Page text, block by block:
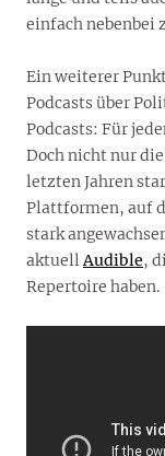
einfach nebenbei
Ein weiterer
Podcasts über
Podcasts: Für
Doch nicht nur
letzten Jahren
Plattformen, auf
stark
aktuellAudible,
Repertoire haben.